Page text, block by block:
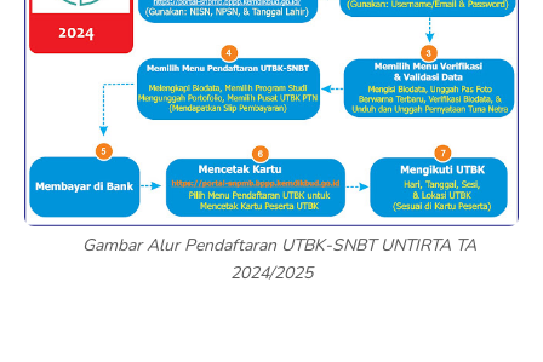
Gambar Alur Pendaftaran UTBK-SNBT UNTIRTA TA
2024/2025